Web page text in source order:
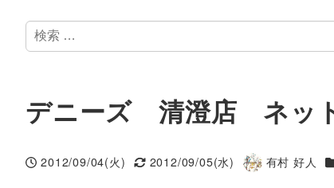
検
索
デニーズ 清澄店 ネッ
投稿日
2012/09/04(火)
更新日
2012/09/05(水)
著
有村 好人